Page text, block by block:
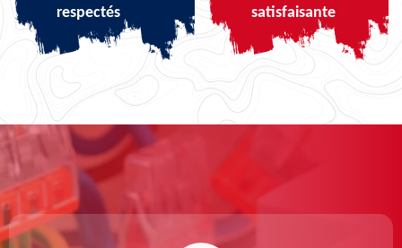
respectés
satisfaisante